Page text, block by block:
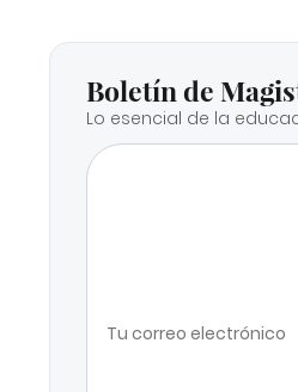
Boletín de
Lo esencial de la